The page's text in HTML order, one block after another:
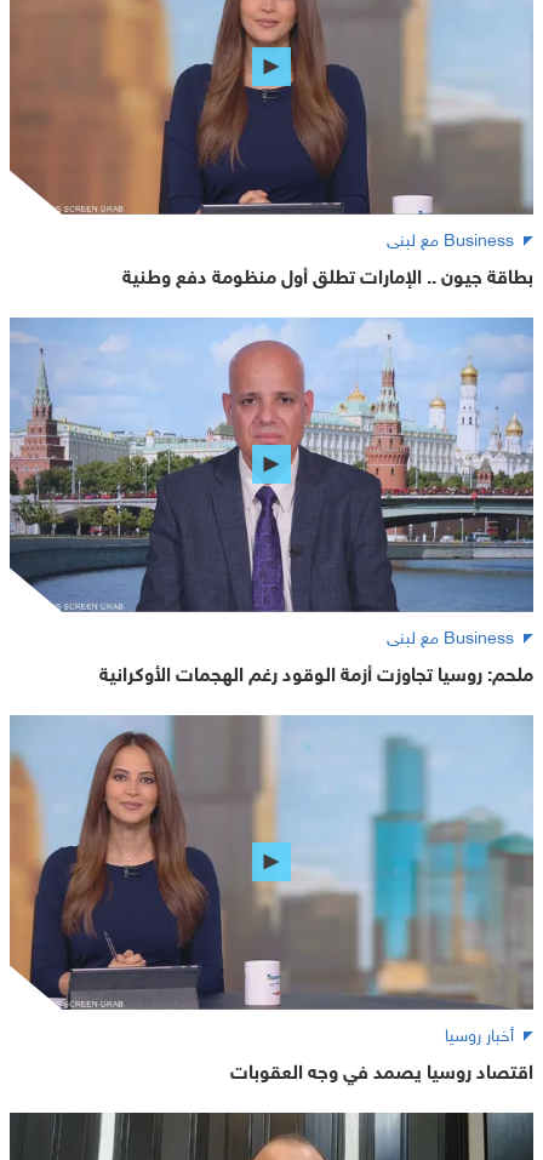
Business مع لبنى
بطاقة جيون .. الإمارات تطلق أول منظومة دفع وطنية
Business مع لبنى
ملحم: روسيا تجاوزت أزمة الوقود رغم الهجمات الأوكرانية
أخبار روسيا
اقتصاد روسيا يصمد في وجه العقوبات